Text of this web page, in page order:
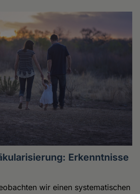
Erkenntnisse
wir einen systematischen